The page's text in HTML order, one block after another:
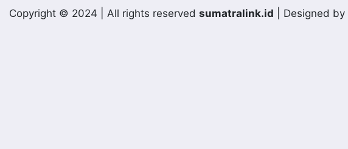
Copyright © 2024 | All rights reserved sumatralink.id | Designed by